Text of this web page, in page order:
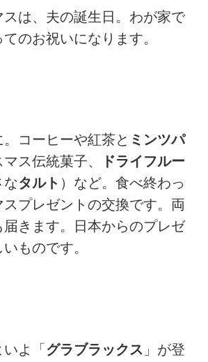
は、夫の誕生日。わが家で
のお祝いになります。
コーヒーや紅茶と ミンツパ
マス伝統菓子、
ドライフルー
なタルト ）など。食べ終わっ
プレゼントの交換です。両
きます。日本からのプレゼ
ものです。
よ「 グラブラックス 」が登